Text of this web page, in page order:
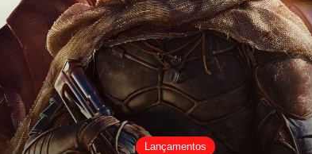
Lançamentos